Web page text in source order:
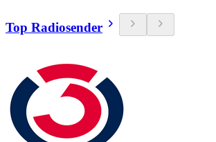
Top Radiosender